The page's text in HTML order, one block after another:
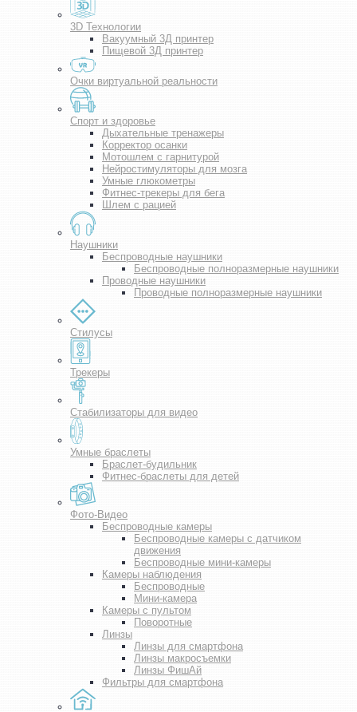
3D Технологии
Вакуумный 3Д принтер
Пищевой 3Д принтер
Очки виртуальной реальности
Спорт и здоровье
Дыхательные тренажеры
Корректор осанки
Мотошлем с гарнитурой
Нейростимуляторы для мозга
Умные глюкометры
Фитнес-трекеры для бега
Шлем с рацией
Наушники
Беспроводные наушники
Беспроводные полноразмерные наушники
Проводные наушники
Проводные полноразмерные наушники
Стилусы
Трекеры
Стабилизаторы для видео
Умные браслеты
Браслет-будильник
Фитнес-браслеты для детей
Фото-Видео
Беспроводные камеры
Беспроводные камеры с датчиком
движения
Беспроводные мини-камеры
Камеры наблюдения
Беспроводные
Мини-камера
Камеры с пультом
Поворотные
Линзы
Линзы для смартфона
Линзы макросъемки
Линзы ФишАй
Фильтры для смартфона